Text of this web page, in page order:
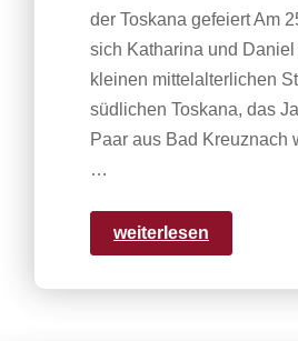
der Toskana gefeiert Am
sich Katharina und
kleinen mittelalterlichen
südlichen Toskana, das
Paar aus Bad Kreuznach
…
weiterlesen